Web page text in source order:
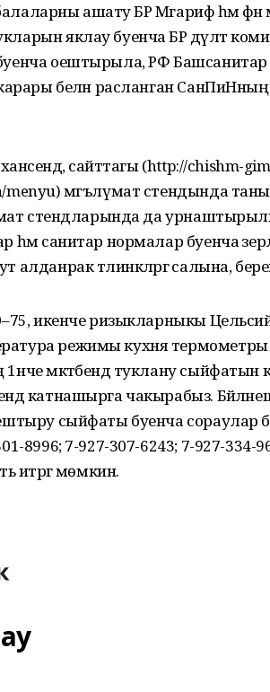
балаларны ашату БР Мәгариф һәм
яклау буенча БР дәүләт
оештырыла, РФ
белән расланган СанПиНның
сайттагы (http://chishm-
menyu) мәгълүмат стендында
стендларында да
һәм санитар нормалар буенча
алданрак тәлинкәләргә салына,
икенче ризыкларныкы
режимы кухня термометры
мәктәбендә туклану сыйфатын
катнашырга чакырабыз.
сыйфаты буенча сораулар
8996; 7-927-307-6243; 7-927-334-
итәргә мөмкин.